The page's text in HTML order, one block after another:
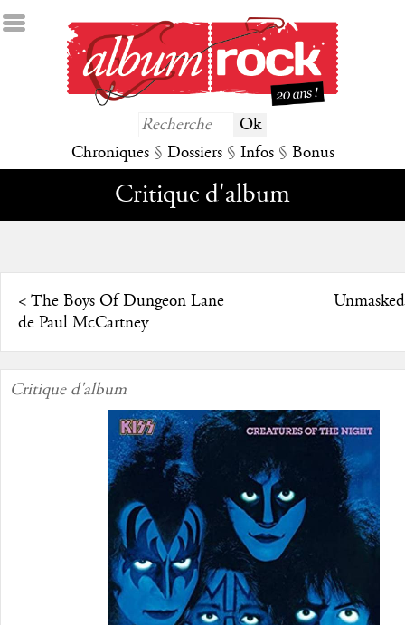
Chroniques § Dossiers § Infos § Bonus
Critique d'album
< The Boys Of Dungeon Lane
de Paul McCartney
Critique d'album